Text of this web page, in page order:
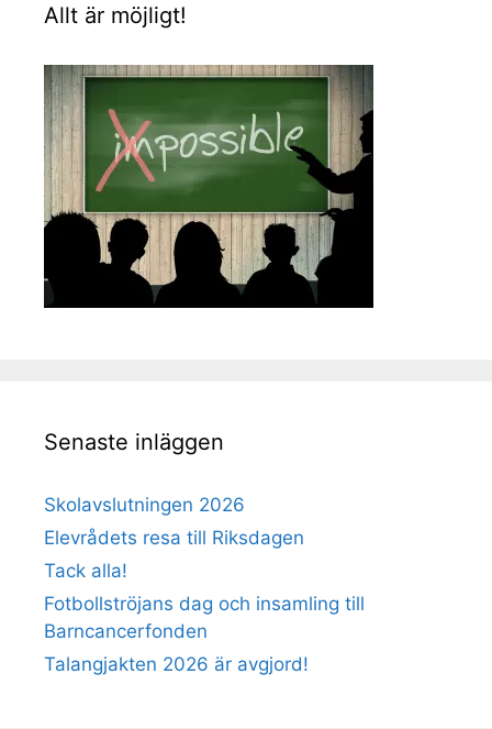
Allt är möjligt!
Senaste inläggen
Skolavslutningen 2026
Elevrådets resa till Riksdagen
Tack alla!
Fotbollströjans dag och insamling till
Barncancerfonden
Talangjakten 2026 är avgjord!